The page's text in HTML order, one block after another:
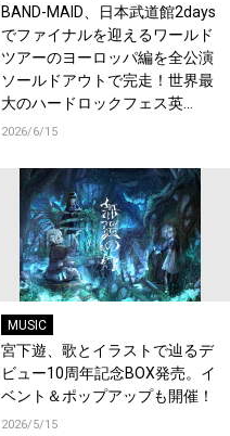
BAND-MAID、日本武道館2days
でファイナルを迎えるワールド
ツアーのヨーロッパ編を全公演
ソールドアウトで完走！世界最
大のハードロックフェス英
『Download Festival』でも熱
2026/6/15
MUSIC
宮下遊、歌とイラストで辿るデ
ビュー10周年記念BOX発売。イ
ベント＆ポップアップも開催！
2026/5/15